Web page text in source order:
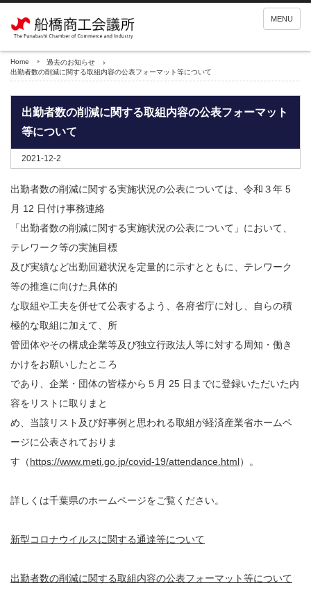
MENU
Home
過去のお知らせ
出勤者数の削減に関する取組内容の公表フォーマット等について
出勤者数の削減に関する取組内容の公表フォーマット
等について
2021-12-2
出勤者数の削減に関する実施状況の公表については、令和３年 5
月 12 日付け事務連絡
「出勤者数の削減に関する実施状況の公表について」において、
テレワーク等の実施目標
及び実績など出勤回避状況を定量的に示すとともに、テレワーク
等の推進に向けた具体的
な取組や工夫を併せて公表するよう、各府省庁に対し、自らの積
極的な取組に加えて、所
管団体やその構成企業等及び独立行政法人等に対する周知・働き
かけをお願いしたところ
であり、企業・団体の皆様から５月 25 日までに登録いただいた内
容をリストに取りまと
め、当該リスト及び好事例と思われる取組が経済産業省ホームペ
ージに公表されておりま
す（https://www.meti.go.jp/covid-19/attendance.html）。
詳しくは千葉県のホームページをご覧ください。
新型コロナウイルスに関する通達等について
出勤者数の削減に関する取組内容の公表フォーマット等について